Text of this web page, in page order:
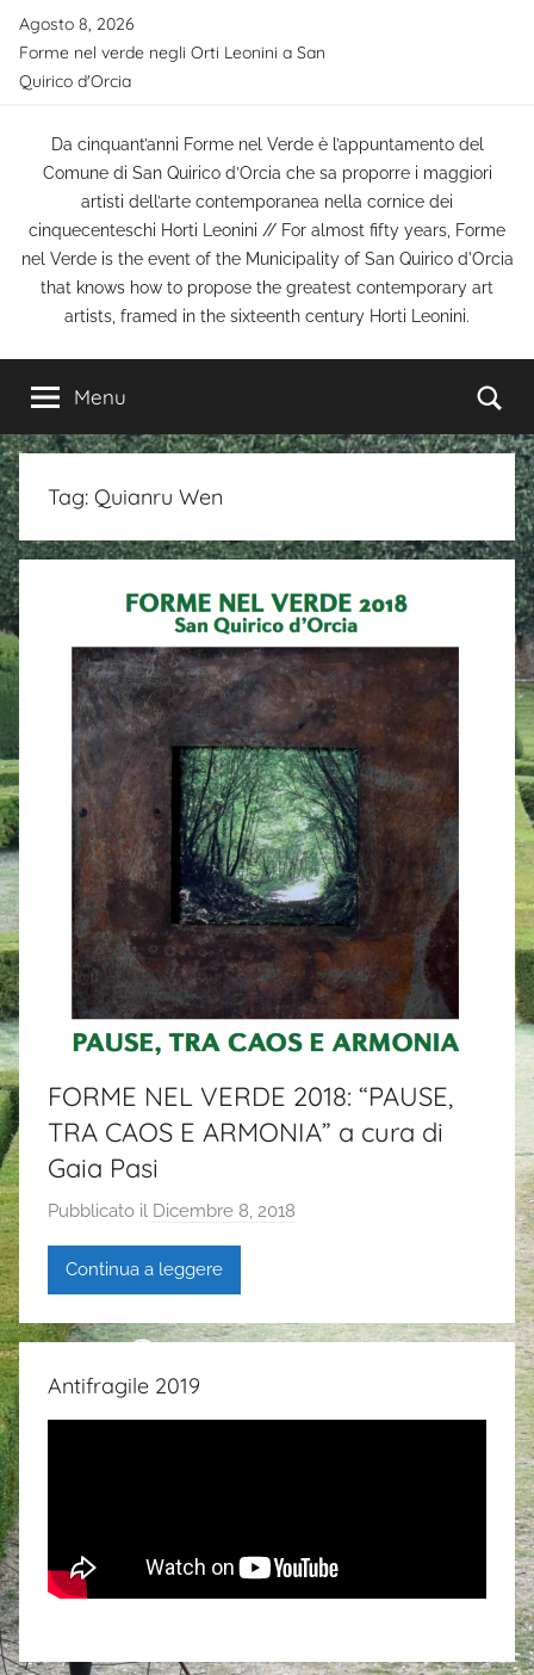
Salta
contenuto
Agosto 8, 2026
Forme nel verde negli Orti Leonini a San
Quirico d'Orcia
Da cinquant’anni Forme nel Verde è l’appuntamento del
Comune di San Quirico d’Orcia che sa proporre i maggiori
artisti dell’arte contemporanea nella cornice dei
cinquecenteschi Horti Leonini // For almost fifty years, Forme
nel Verde is the event of the Municipality of San Quirico d'Orcia
that knows how to propose the greatest contemporary art
artists, framed in the sixteenth century Horti Leonini.
Menu
Tag: Quianru Wen
FORME NEL VERDE 2018: “PAUSE,
TRA CAOS E ARMONIA” a cura di
Gaia Pasi
Pubblicato il Dicembre 8, 2018
i
Continua a leggere
Antifragile 2019